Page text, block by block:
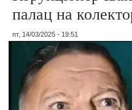
палац на
пт, 14/03/2025 - 19:51